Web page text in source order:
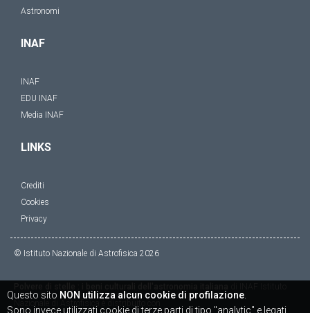
Astronomi
INAF
INAF
EDU INAF
Media INAF
LINKS
Crediti
Cookies
Privacy
© Istituto Nazionale di Astrofisica 2026
Questo sito NON utilizza alcun cookie di profilazione
Sono invece utilizzati cookie di terze parti di tipo "analytic" e legati